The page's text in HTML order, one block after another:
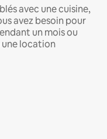
avec une cuisine,
avez besoin pour
un mois ou
location